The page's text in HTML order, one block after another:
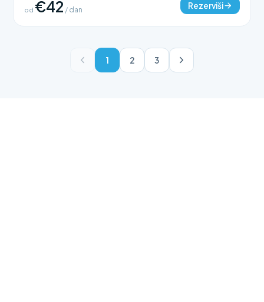
od €42 / dan Rezerviši
1 2 3